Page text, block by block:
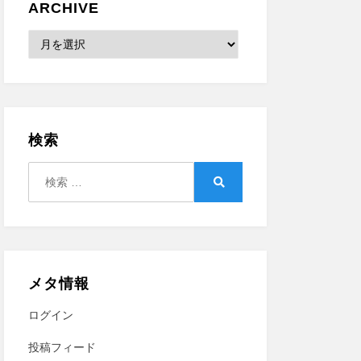
ARCHIVE
Archive
検索
メタ情報
ログイン
投稿フィード